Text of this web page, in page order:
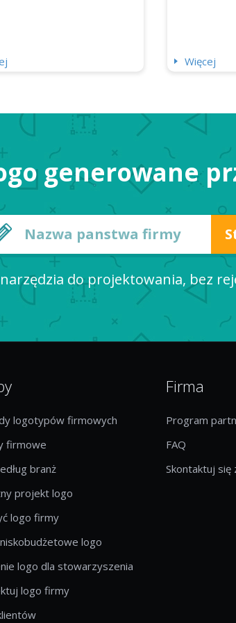
Więcej
generowane
narzędzia do projektowania, bez
logotypów firmowych
firmowe
branż
projekt logo
logo firmy
logo
logo dla stowarzyszenia
logo firmy
Firma
Program
FAQ
Skontaktuj się